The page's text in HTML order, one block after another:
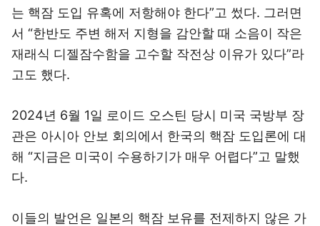
는 핵잠 도입 유혹에 저항해야 한다”고 썼다. 그러면
서 “한반도 주변 해저 지형을 감안할 때 소음이 작은
재래식 디젤잠수함을 고수할 작전상 이유가 있다”라
고도 했다.
2024년 6월 1일 로이드 오스틴 당시 미국 국방부 장
관은 아시아 안보 회의에서 한국의 핵잠 도입론에 대
해 “지금은 미국이 수용하기가 매우 어렵다”고 말했
다.
이들의 발언은 일본의 핵잠 보유를 전제하지 않은 가